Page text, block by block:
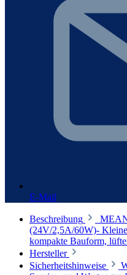
E-Mail
Beschreibung
(24V/2,5A/60W)-
kompakte Bauform,
Hersteller
Sicherheitshinweise